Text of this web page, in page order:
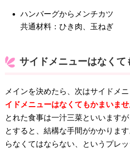
ハンバーグからメンチカツ
共通材料：ひき肉、玉ねぎ
サイドメニューはなくて
メインを決めたら、次はサイドメニ
イドメニューはなくてもかまいませ
とれた食事は一汁三菜といいます
とすると、結構な手間がかかりま
らなくてはならない、というプレ